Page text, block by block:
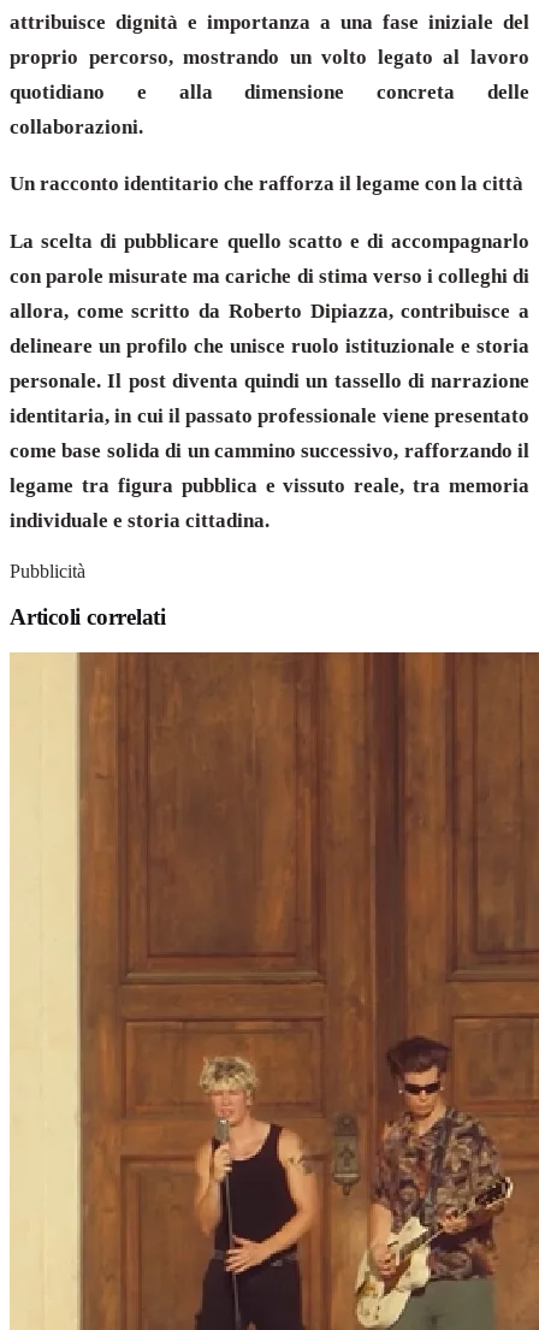
attribuisce dignità e importanza a una fase iniziale del
proprio percorso, mostrando un volto legato al lavoro
quotidiano e alla dimensione concreta delle
collaborazioni.
Un racconto identitario che rafforza il legame con la città
La scelta di pubblicare quello scatto e di accompagnarlo
con parole misurate ma cariche di stima verso i colleghi di
allora, come scritto da Roberto Dipiazza, contribuisce a
delineare un profilo che unisce ruolo istituzionale e storia
personale. Il post diventa quindi un tassello di narrazione
identitaria, in cui il passato professionale viene presentato
come base solida di un cammino successivo, rafforzando il
legame tra figura pubblica e vissuto reale, tra memoria
individuale e storia cittadina.
Pubblicità
Articoli correlati